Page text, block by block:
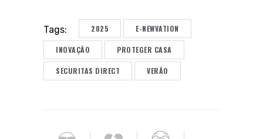
Tags: 2025 E-NEWVATION
INOVAÇÃO PROTEGER CASA
SECURITAS DIRECT VERÃO